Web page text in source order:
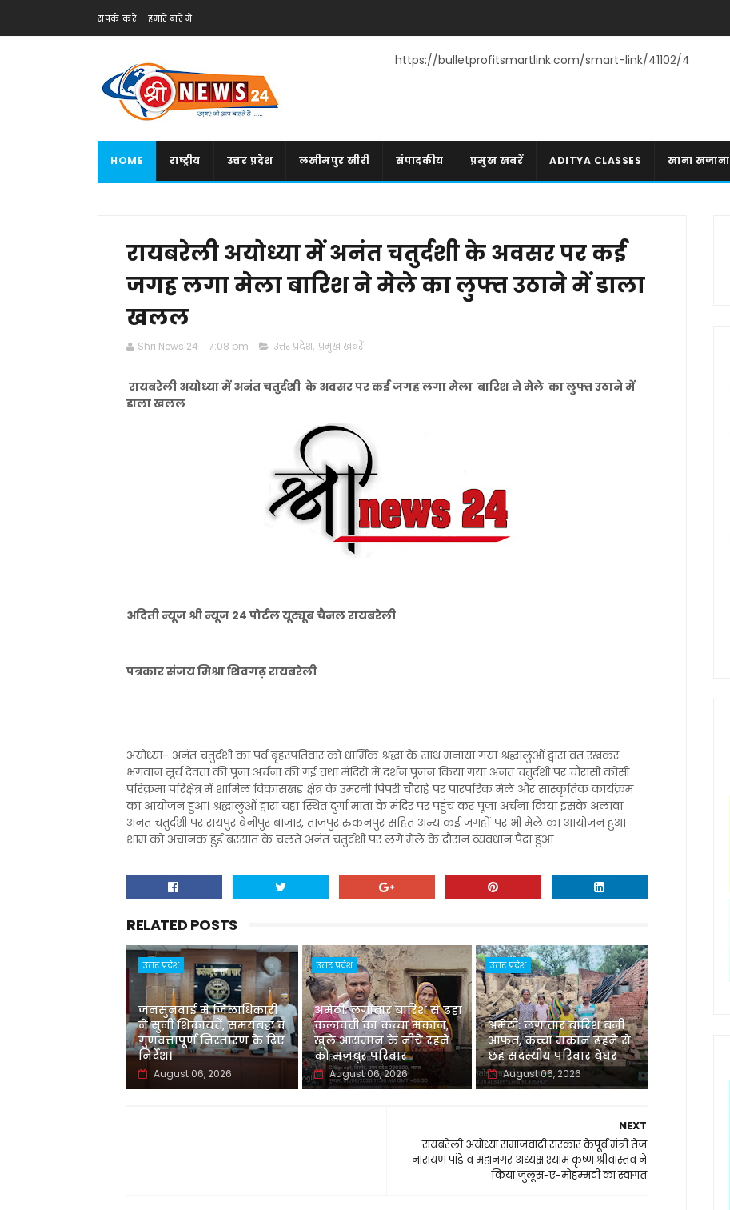
संपर्क करें हमारे बारे में
https://bulletprofitsmartlink.com/smart-link/41102/4
HOME राष्ट्रीय उत्तर प्रदेश लखीमपुर खीरी संपादकीय प्रमुख खबरें ADITYA CLASSES खाना खजाना
रायबरेली अयोध्या में अनंत चतुर्दशी के अवसर पर कई
जगह लगा मेला बारिश ने मेले का लुफ्त उठाने में डाला
खलल
Shri News 24 7:08 pm उत्तर प्रदेश, प्रमुख खबरें
रायबरेली अयोध्या में अनंत चतुर्दशी के अवसर पर कई जगह लगा मेला बारिश ने मेले का लुफ्त उठाने में
डाला खलल
अदिती न्यूज श्री न्यूज 24 पोर्टल यूट्यूब चैनल रायबरेली
पत्रकार संजय मिश्रा शिवगढ़ रायबरेली
अयोध्या- अनंत चतुर्दशी का पर्व बृहस्पतिवार को धार्मिक श्रद्धा के साथ मनाया गया श्रद्धालुओं द्वारा व्रत रखकर
भगवान सूर्य देवता की पूजा अर्चना की गई तथा मंदिरों में दर्शन पूजन किया गया अनंत चतुर्दशी पर चौरासी कोसी
परिक्रमा परिक्षेत्र में शामिल विकासखंड क्षेत्र के उमरनी पिपरी चौराहे पर पारंपरिक मेले और सांस्कृतिक कार्यक्रम
का आयोजन हुआ। श्रद्धालुओं द्वारा यहां स्थित दुर्गा माता के मंदिर पर पहुंच कर पूजा अर्चना किया इसके अलावा
अनंत चतुर्दशी पर रायपुर बेनीपुर बाजार, ताजपुर रुकनपुर सहित अन्य कई जगहों पर भी मेले का आयोजन हुआ
शाम को अचानक हुई बरसात के चलते अनंत चतुर्दशी पर लगे मेले के दौरान व्यवधान पैदा हुआ
RELATED POSTS
उत्तर प्रदेश
जनसुनवाई में जिलाधिकारी
ने सुनीं शिकायतें, समयबद्ध व
गुणवत्तापूर्ण निस्तारण के दिए
निर्देश।
August 06, 2026
उत्तर प्रदेश
अमेठी: लगातार बारिश से ढहा
कलावती का कच्चा मकान,
खुले आसमान के नीचे रहने
को मजबूर परिवार
August 06, 2026
उत्तर प्रदेश
अमेठी: लगातार बारिश बनी
आफत, कच्चा मकान ढहने से
छह सदस्यीय परिवार बेघर
August 06, 2026
NEXT
रायबरेली अयोध्या समाजवादी सरकार केपूर्व मंत्री तेज
नारायण पांडे व महानगर अध्यक्ष श्याम कृष्ण श्रीवास्तव ने
किया जुलूस-ए-मोहम्मदी का स्वागत